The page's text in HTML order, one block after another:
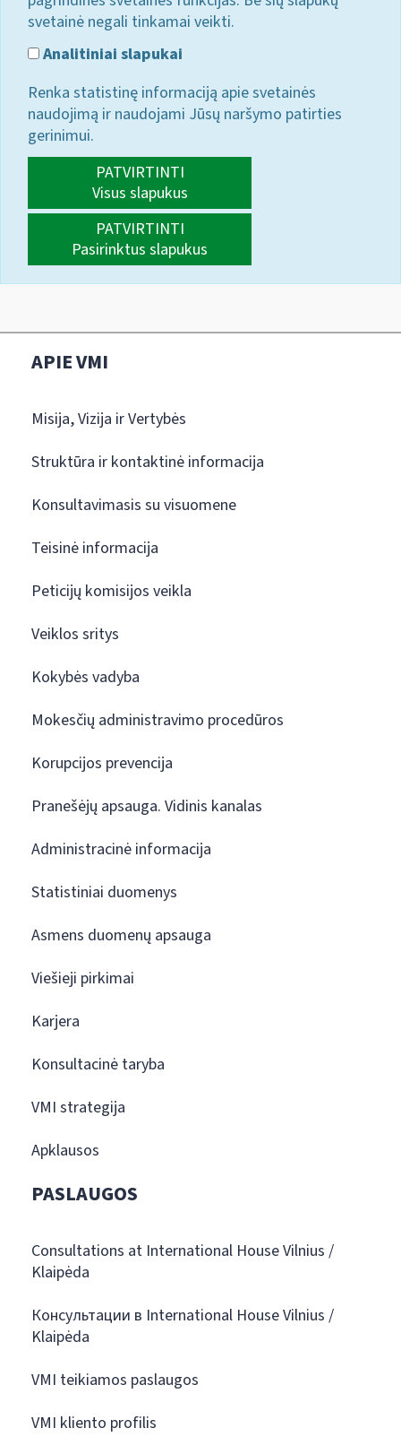
svetainė negali tinkamai veikti.
Analitiniai slapukai
Renka statistinę informaciją apie svetainės
naudojimą ir naudojami Jūsų naršymo patirties
gerinimui.
PATVIRTINTI
Visus slapukus
PATVIRTINTI
Pasirinktus slapukus
APIE VMI
Misija, Vizija ir Vertybės
Struktūra ir kontaktinė informacija
Konsultavimasis su visuomene
Teisinė informacija
Peticijų komisijos veikla
Veiklos sritys
Kokybės vadyba
Mokesčių administravimo procedūros
Korupcijos prevencija
Pranešėjų apsauga. Vidinis kanalas
Administracinė informacija
Statistiniai duomenys
Asmens duomenų apsauga
Viešieji pirkimai
Karjera
Konsultacinė taryba
VMI strategija
Apklausos
PASLAUGOS
Consultations at International House Vilnius /
Klaipėda
Консультации в International House Vilnius /
Klaipėda
VMI teikiamos paslaugos
VMI kliento profilis